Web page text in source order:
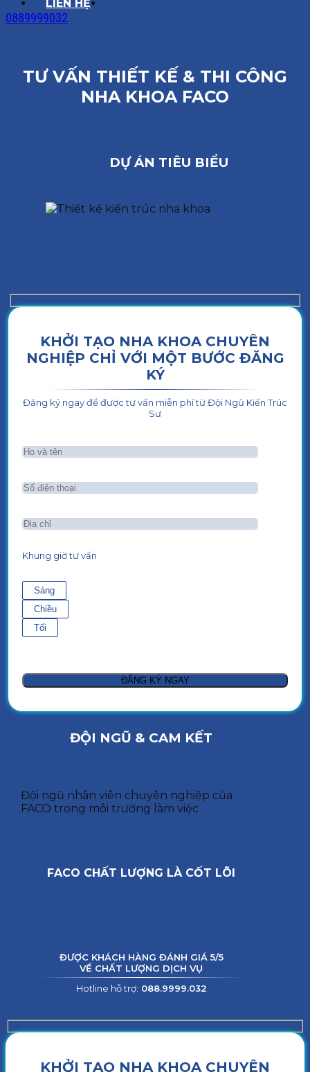
LIÊN HỆ
0889999032
TƯ VẤN THIẾT KẾ & THI CÔNG
NHA KHOA FACO
DỰ ÁN TIÊU BIỂU
KHỞI TẠO NHA KHOA CHUYÊN
NGHIỆP CHỈ VỚI MỘT BƯỚC ĐĂNG
KÝ
Đăng ký ngay để được tư vấn miễn phí từ Đội Ngũ Kiến Trúc
Sư
Khung giờ tư vấn
Sáng
Chiều
Tối
ĐỘI NGŨ & CAM KẾT
Đội ngũ nhân viên chuyên nghiệp của
FACO trong môi trường làm việc
FACO CHẤT LƯỢNG LÀ CỐT LÕI
ĐƯỢC KHÁCH HÀNG ĐÁNH GIÁ 5/5
VỀ CHẤT LƯỢNG DỊCH VỤ
Hotline hỗ trợ: 088.9999.032
KHỞI TẠO NHA KHOA CHUYÊN